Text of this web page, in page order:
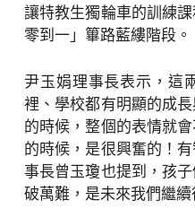
讓特教生獨輪車的訓練
零到一」篳路藍縷階段。
尹玉娟理事長表示，這
裡、學校都有明顯的成
的時候，整個的表情就
的時候，是很興奮的！
事長曾玉瓊也提到，孩
破萬難，是未來我們繼續